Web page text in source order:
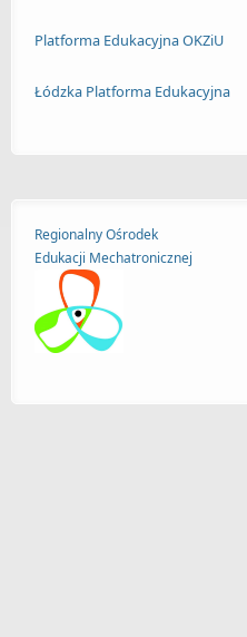
Platforma Edukacyjna OKZiU
Łódzka Platforma Edukacyjna
Regionalny Ośrodek
Edukacji Mechatronicznej